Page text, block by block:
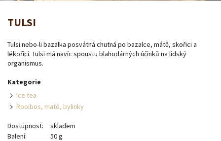
TULSI
Tulsi nebo-li bazalka posvátná chutná po bazalce, mátě, skořici a
lékořici. Tulsi má navíc spoustu blahodárných účinků na lidský
organismus.
Kategorie
Ice tea
Rooibos, maté, bylinky
Dostupnost:
skladem
Balení:
50 g